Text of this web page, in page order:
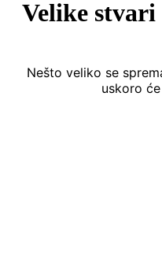
Velike
Nešto veliko se
uskoro